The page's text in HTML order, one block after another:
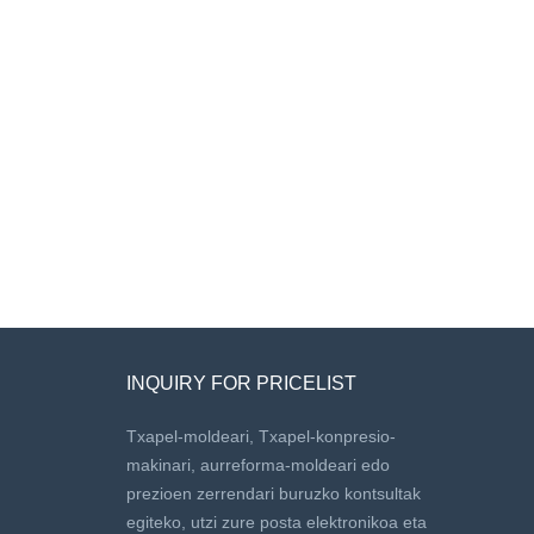
INQUIRY FOR PRICELIST
Txapel-moldeari, Txapel-konpresio-
makinari, aurreforma-moldeari edo
prezioen zerrendari buruzko kontsultak
egiteko, utzi zure posta elektronikoa eta